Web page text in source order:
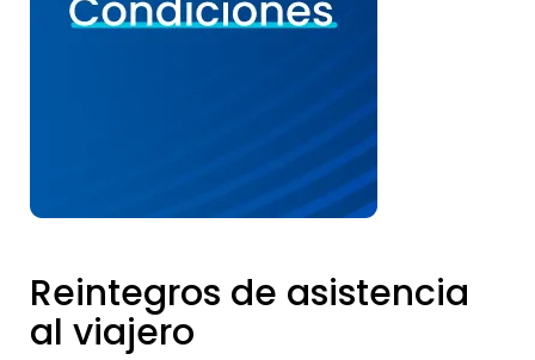
Reintegros de asistencia
al viajero